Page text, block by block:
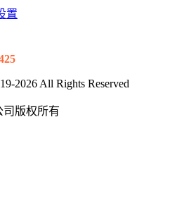
置
2026 All Rights Reserved
司版权所有